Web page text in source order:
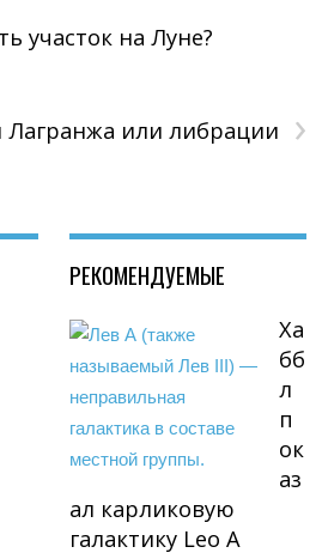
участок на Луне?
›
Лагранжа или либрации
РЕКОМЕНДУЕМЫЕ
Ха
бб
л
п
ок
аз
ал карликовую
галактику Leo A